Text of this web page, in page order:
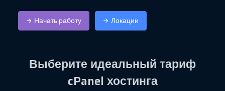
Начать работу Локации
Выберите идеальныйтариф
cPanel хостинга